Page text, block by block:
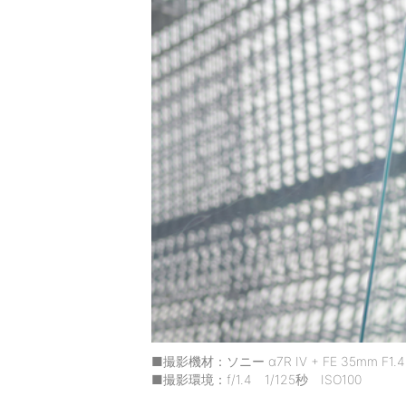
■撮影機材：ソニー α7R IV + FE 35mm
■撮影環境：f/1.4 1/125秒 ISO100